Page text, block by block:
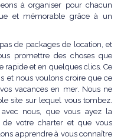
à organiser pour chacun
et mémorable grâce à un
de packages de location, et
promettre des choses que
rapide et en quelques clics. Ce
et nous voulons croire que ce
vacances en mer. Nous ne
site sur lequel vous tombez.
nous, que vous ayez la
de votre charter et que vous
apprendre à vous connaître